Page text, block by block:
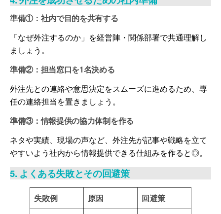
準備①：社内で目的を共有する
「なぜ外注するのか」を経営陣・関係部署で共通理解し
ましょう。
準備②：担当窓口を1名決める
外注先との連絡や意思決定をスムーズに進めるため、専
任の連絡担当を置きましょう。
準備③：情報提供の協力体制を作る
ネタや実績、現場の声など、外注先が記事や戦略を立て
やすいよう社内から情報提供できる仕組みを作ると◎。
5. よくある失敗とその回避策
失敗例 原因
回避策